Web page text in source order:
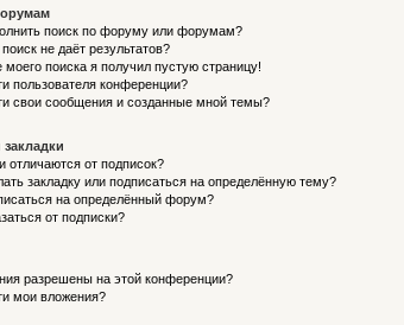
поиск по форуму или форумам?
не даёт результатов?
моего поиска я получил пустую страницу!
пользователя конференции?
свои сообщения и созданные мной темы?
отличаются от подписок?
закладку или подписаться на определённую тему?
на определённый форум?
от подписки?
разрешены на этой конференции?
мои вложения?